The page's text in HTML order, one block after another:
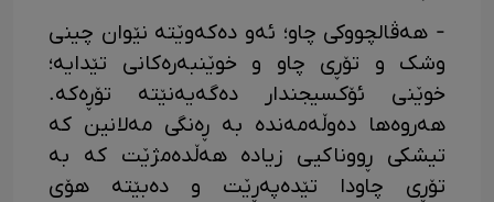
- هەڤالچووکی چاو؛ ئەو دەکەوێتە نێوان چینی
وشک و تۆڕی چاو و خوێنبەرەکانی تێدایە؛
خوێنی ئۆکسیجندار دەگەیەنێتە تۆڕەکە.
هەروەها دەوڵەمەندە بە ڕەنگی مەلانین کە
تیشکی ڕووناکیی زیادە هەڵدەمژێت کە بە
تۆڕی چاودا تێدەپەڕێت و دەبێتە هۆی